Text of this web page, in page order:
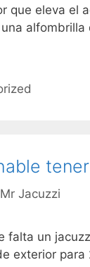
que eleva el
alfombrilla
Mr Jacuzzi
falta un
exterior para